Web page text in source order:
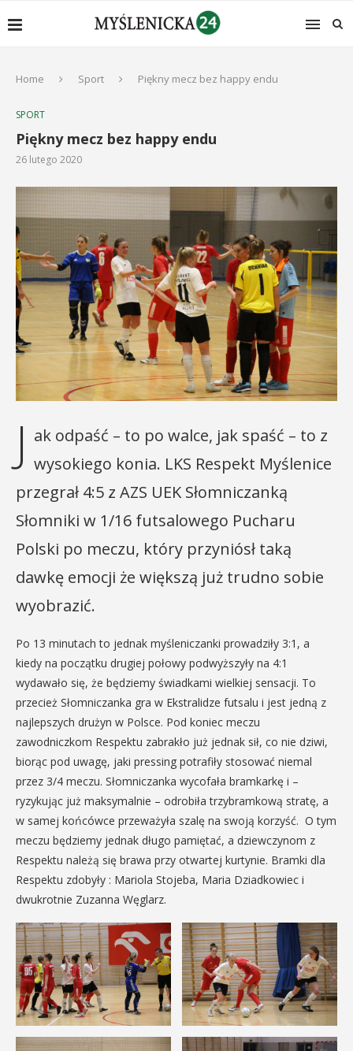
Home Sport Piękny mecz bez happy endu
SPORT
Piękny mecz bez happy endu
26 lutego 2020
J ak odpaść – to po walce, jak spaść – to z
wysokiego konia. LKS Respekt Myślenice
przegrał 4:5 z AZS UEK Słomniczanką
Słomniki w 1/16 futsalowego Pucharu
Polski po meczu, który przyniósł taką
dawkę emocji że większą już trudno sobie
wyobrazić.
Po 13 minutach to jednak myśleniczanki prowadziły 3:1, a
kiedy na początku drugiej połowy podwyższyły na 4:1
wydawało się, że będziemy świadkami wielkiej sensacji. To
przecież Słomniczanka gra w Ekstralidze futsalu i jest jedną z
najlepszych drużyn w Polsce. Pod koniec meczu
zawodniczkom Respektu zabrakło już jednak sił, co nie dziwi,
biorąc pod uwagę, jaki pressing potrafiły stosować niemal
przez 3/4 meczu. Słomniczanka wycofała bramkarkę i –
ryzykując już maksymalnie – odrobiła trzybramkową stratę, a
w samej końcówce przeważyła szalę na swoją korzyść. O tym
meczu będziemy jednak długo pamiętać, a dziewczynom z
Respektu należą się brawa przy otwartej kurtynie. Bramki dla
Respektu zdobyły : Mariola Stojeba, Maria Dziadkowiec i
dwukrotnie Zuzanna Węglarz.